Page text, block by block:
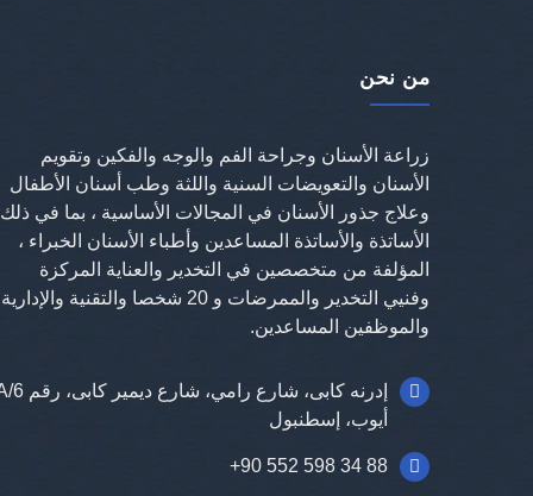
من نحن
زراعة الأسنان وجراحة الفم والوجه والفكين وتقويم
الأسنان والتعويضات السنية واللثة وطب أسنان الأطفال
وعلاج جذور الأسنان في المجالات الأساسية ، بما في ذلك
الأساتذة والأساتذة المساعدين وأطباء الأسنان الخبراء ،
المؤلفة من متخصصين في التخدير والعناية المركزة
وفنيي التخدير والممرضات و 20 شخصا والتقنية والإدارية
والموظفين المساعدين.
أيوب، إسطنبول
+90 552 598 34 88